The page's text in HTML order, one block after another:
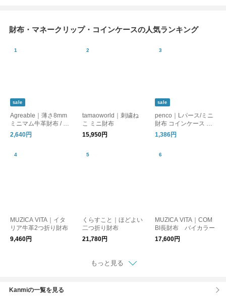
財布・マネークリップ・コインケースの人気ランキング
sale
Agreable｜薄さ8mm
ミニマム牛革財布 / フ
ラットで嵩張りにくい
本革 ミニ財布
2,640円
tamaoworld｜刺繍ね
こ ミニ財布
15,950円
sale
penco｜Lパース/ミニ
財布 コインケース カ
ードケース
1,386円
MUZICA VITA｜イタ
リア牛革2つ折り財布
9,460円
くらすこと｜ほどよい
二つ折り財布
21,780円
MUZICA VITA｜COM
BI長財布 バイカラー
17,600円
もっと見る
Kanmiの一覧を見る